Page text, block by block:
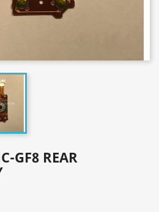
GF8 REAR